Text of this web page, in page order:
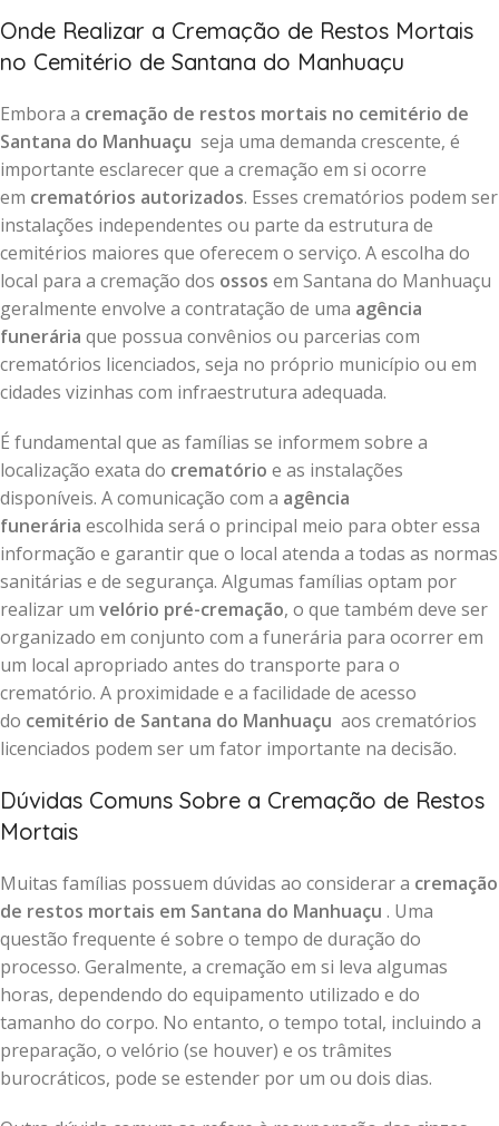
Onde Realizar a Cremação de Restos Mortais
no Cemitério de Santana do Manhuaçu
Embora a cremação de restos mortais no cemitério de
Santana do Manhuaçu seja uma demanda crescente, é
importante esclarecer que a cremação em si ocorre
em crematórios autorizados. Esses crematórios podem ser
instalações independentes ou parte da estrutura de
cemitérios maiores que oferecem o serviço. A escolha do
local para a cremação dos ossos em Santana do Manhuaçu
geralmente envolve a contratação de uma agência
funerária que possua convênios ou parcerias com
crematórios licenciados, seja no próprio município ou em
cidades vizinhas com infraestrutura adequada.
É fundamental que as famílias se informem sobre a
localização exata do crematório e as instalações
disponíveis. A comunicação com a agência
funerária escolhida será o principal meio para obter essa
informação e garantir que o local atenda a todas as normas
sanitárias e de segurança. Algumas famílias optam por
realizar um velório pré-cremação, o que também deve ser
organizado em conjunto com a funerária para ocorrer em
um local apropriado antes do transporte para o
crematório. A proximidade e a facilidade de acesso
do cemitério de Santana do Manhuaçu aos crematórios
licenciados podem ser um fator importante na decisão.
Dúvidas Comuns Sobre a Cremação de Restos
Mortais
Muitas famílias possuem dúvidas ao considerar a cremação
de restos mortais em Santana do Manhuaçu . Uma
questão frequente é sobre o tempo de duração do
processo. Geralmente, a cremação em si leva algumas
horas, dependendo do equipamento utilizado e do
tamanho do corpo. No entanto, o tempo total, incluindo a
preparação, o velório (se houver) e os trâmites
burocráticos, pode se estender por um ou dois dias.